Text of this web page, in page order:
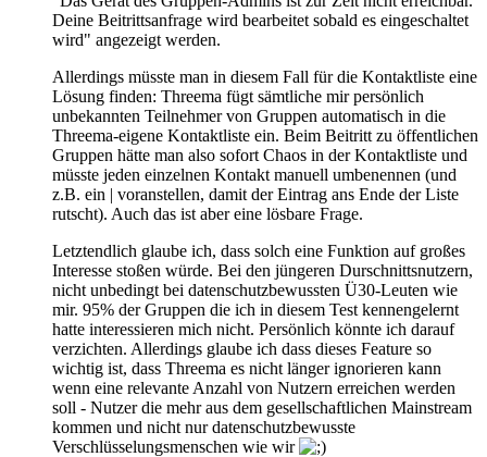
Deine Beitrittsanfrage wird bearbeitet sobald es eingeschaltet
wird" angezeigt werden.
Allerdings müsste man in diesem Fall für die Kontaktliste eine
Lösung finden: Threema fügt sämtliche mir persönlich
unbekannten Teilnehmer von Gruppen automatisch in die
Threema-eigene Kontaktliste ein. Beim Beitritt zu öffentlichen
Gruppen hätte man also sofort Chaos in der Kontaktliste und
müsste jeden einzelnen Kontakt manuell umbenennen (und
z.B. ein | voranstellen, damit der Eintrag ans Ende der Liste
rutscht). Auch das ist aber eine lösbare Frage.
Letztendlich glaube ich, dass solch eine Funktion auf großes
Interesse stoßen würde. Bei den jüngeren Durschnittsnutzern,
nicht unbedingt bei datenschutzbewussten Ü30-Leuten wie
mir. 95% der Gruppen die ich in diesem Test kennengelernt
hatte interessieren mich nicht. Persönlich könnte ich darauf
verzichten. Allerdings glaube ich dass dieses Feature so
wichtig ist, dass Threema es nicht länger ignorieren kann
wenn eine relevante Anzahl von Nutzern erreichen werden
soll - Nutzer die mehr aus dem gesellschaftlichen Mainstream
kommen und nicht nur datenschutzbewusste
Verschlüsselungsmenschen wie wir